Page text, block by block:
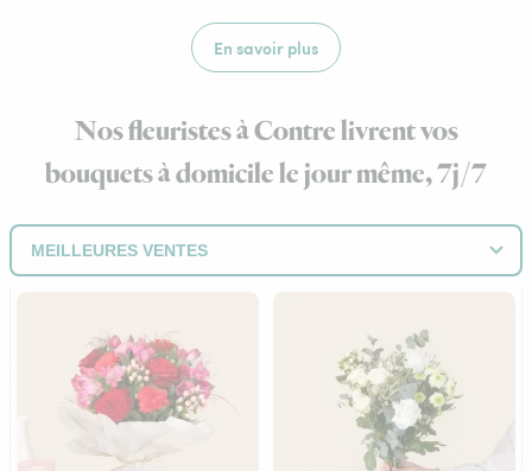
En savoir plus
Nos fleuristes à Contre livrent vos
bouquets à domicile le jour même, 7j/7